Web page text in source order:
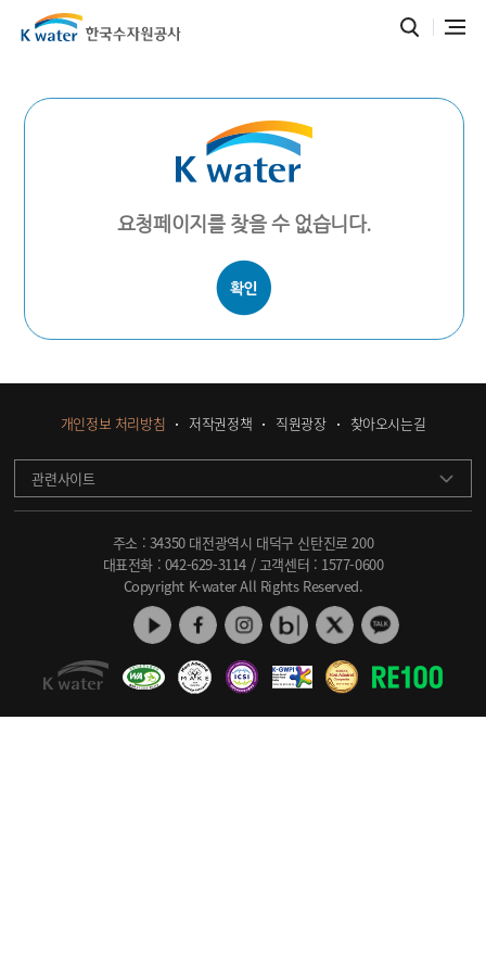
요청페이지를 찾을 수 없습니다.
개인정보 처리방침 저작권정책 직원광장 찾아오시는길
관련사이트
주소 : 34350 대전광역시 대덕구 신탄진로 200
대표전화 : 042-629-3114 / 고객센터 : 1577-0600
Copyright K-water All Rights Reserved.